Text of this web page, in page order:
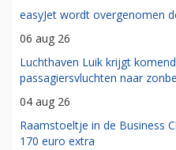
easyJet wordt overgenomen
06 aug 26
Luchthaven Luik krijgt
passagiersvluchten naar
04 aug 26
Raamstoeltje in de Business
170 euro extra